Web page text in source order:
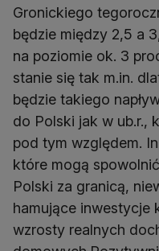
Gronickiego
będzie między 2,5 a
na poziomie ok. 3
stanie się tak m.in.
będzie takiego
do Polski jak w ub.r.,
pod tym względem.
które mogą
Polski za granicą,
hamujące inwestycje
wzrosty realnych